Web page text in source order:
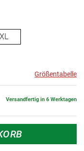
XL
Größentabelle
Versandfertig in 6 Werktagen